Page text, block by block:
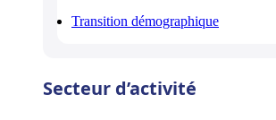
Transition démographique
Secteur d’activité